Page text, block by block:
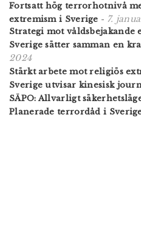
Fortsatt hög terrorhotnivå
extremism i Sverige - 7.
Strategi mot
Sverige sätter samman en
2024
Stärkt arbete mot religiös
Sverige utvisar kinesisk
SÄPO: Allvarligt
Planerade terrordåd i